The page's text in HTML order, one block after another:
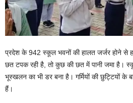
प्रदेश के 942 स्कूल भवनों की हालत जर्जर होने से
छत टपक रही है, तो कुछ की छत में पानी जमा है।
भूस्खलन का भी डर बना है। गर्मियों की छुट्टियों
हैं।